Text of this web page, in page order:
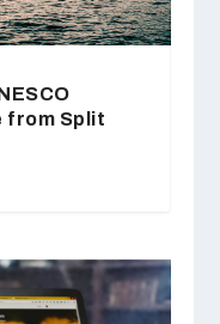
from Split